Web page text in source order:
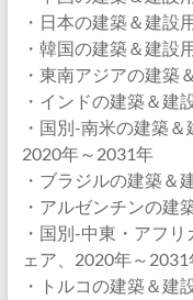
・日本の建築＆建設
・韓国の建築＆建設
・東南アジアの建築
・インドの建築＆建
・国別-南米の建築
2020年～2031年
・ブラジルの建築＆
・アルゼンチンの建
・国別-中東・アフ
ェア、2020年～2031
・トルコの建築＆建